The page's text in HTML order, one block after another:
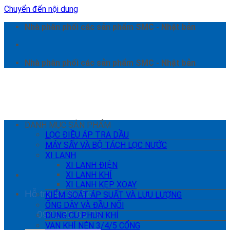
Chuyển đến nội dung
Nhà phân phối các sản phẩm SMC - Nhật bản
Nhà phân phối các sản phẩm SMC - Nhật bản
Hỗ trợ kỹ thuật:
0941 22 66 78
DANH MỤC SẢN PHẨM
LỌC ĐIỀU ÁP TRA DẦU
MÁY SẤY VÀ BỘ TÁCH LỌC NƯỚC
XI LANH
XI LANH ĐIỆN
XI LANH KHÍ
XI LANH KẸP XOAY
KIỂM SOÁT ÁP SUẤT VÀ LƯU LƯỢNG
ỐNG DÂY VÀ ĐẦU NỐI
DỤNG CỤ PHUN KHÍ
VAN KHÍ NÉN 3/4/5 CỔNG